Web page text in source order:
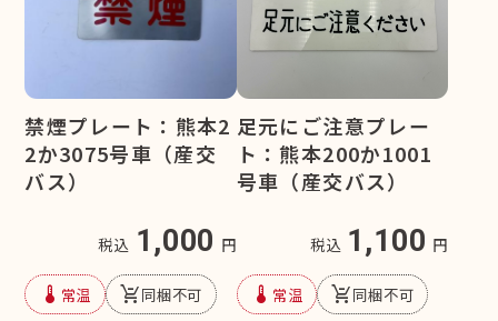
禁煙プレート：熊本2
2か3075号車（産交
バス）
税込 1,000 円
device_thermostat 常温 remove_shopping_cart同梱不可
足元にご注意プレー
ト：熊本200か1001
号車（産交バス）
税込 1,100 円
device_thermostat 常温 remove_shopping_cart同梱不可